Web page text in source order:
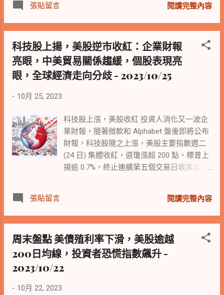
的前景感到憂心。 此外，10年期美債殖利率
和2年期美債殖利率都有上升的趨勢，分別上
於股市的擔憂。 美國政經動態 🇺🇸 在政經
方面，美國共和黨保守派路易斯安那州眾議
員強生以微弱優勢當選美國第56任眾議院議
長，結束了國會長達三星期的權力真空局
有限。此外，拜登政府和參議院盟友正在敦
促國會通過數十億美元的軍事援助法案，以
支持以色列、烏克蘭和台灣。如果國會無法
採取行動，美國政府將再度面臨關門危機。
在國際局勢方面，以色列與哈瑪斯的衝突仍
成部署防空系統，以保護駐伊拉克、敘利
亞、科威特、約旦、沙烏地阿拉伯和阿拉伯
聯合大公國的美軍。 此外，美國國務卿布林
肯表示，他期待與中國外長王毅會晤並且合
作，以防止中東衝突蔓延。 科技股動態 📱
成為自2020年3月以來最糟糕的一天。儘管
張貼留言 閱讀完整內容
科技股上揚，美股逆市收紅：企業財報
亮眼，中美貿易關係趨緩，個股表現亮
眼，全球經濟走向分歧 - 2023/10/25
- 10月 25, 2023
科技股上漲，美股收紅 投資人消化又一波企
業財報，隨著微軟和 Alphabet 盤後即將公布
財報，科技股隨之上漲，美股主要指數週二
(24 日) 集體收紅，道瓊漲超 200 點，標普上
揚逾 0.7%，終止連續第五個交易日收黑走
元的 2 年期公債拍賣滿足強勁需求之後，2
年期美債殖利率上升 4 個基點至 5.10%。 政
兩天的會議將於 10 月 31 日舉行，市場預期
聯準會下月最終將維持利率不變。 企業財報
張貼留言 閱讀完整內容
周末盤點 美債殖利率下滑，美股逾越
200日均線，投資者恐慌指數飆升 -
2023/10/22
- 10月 22, 2023